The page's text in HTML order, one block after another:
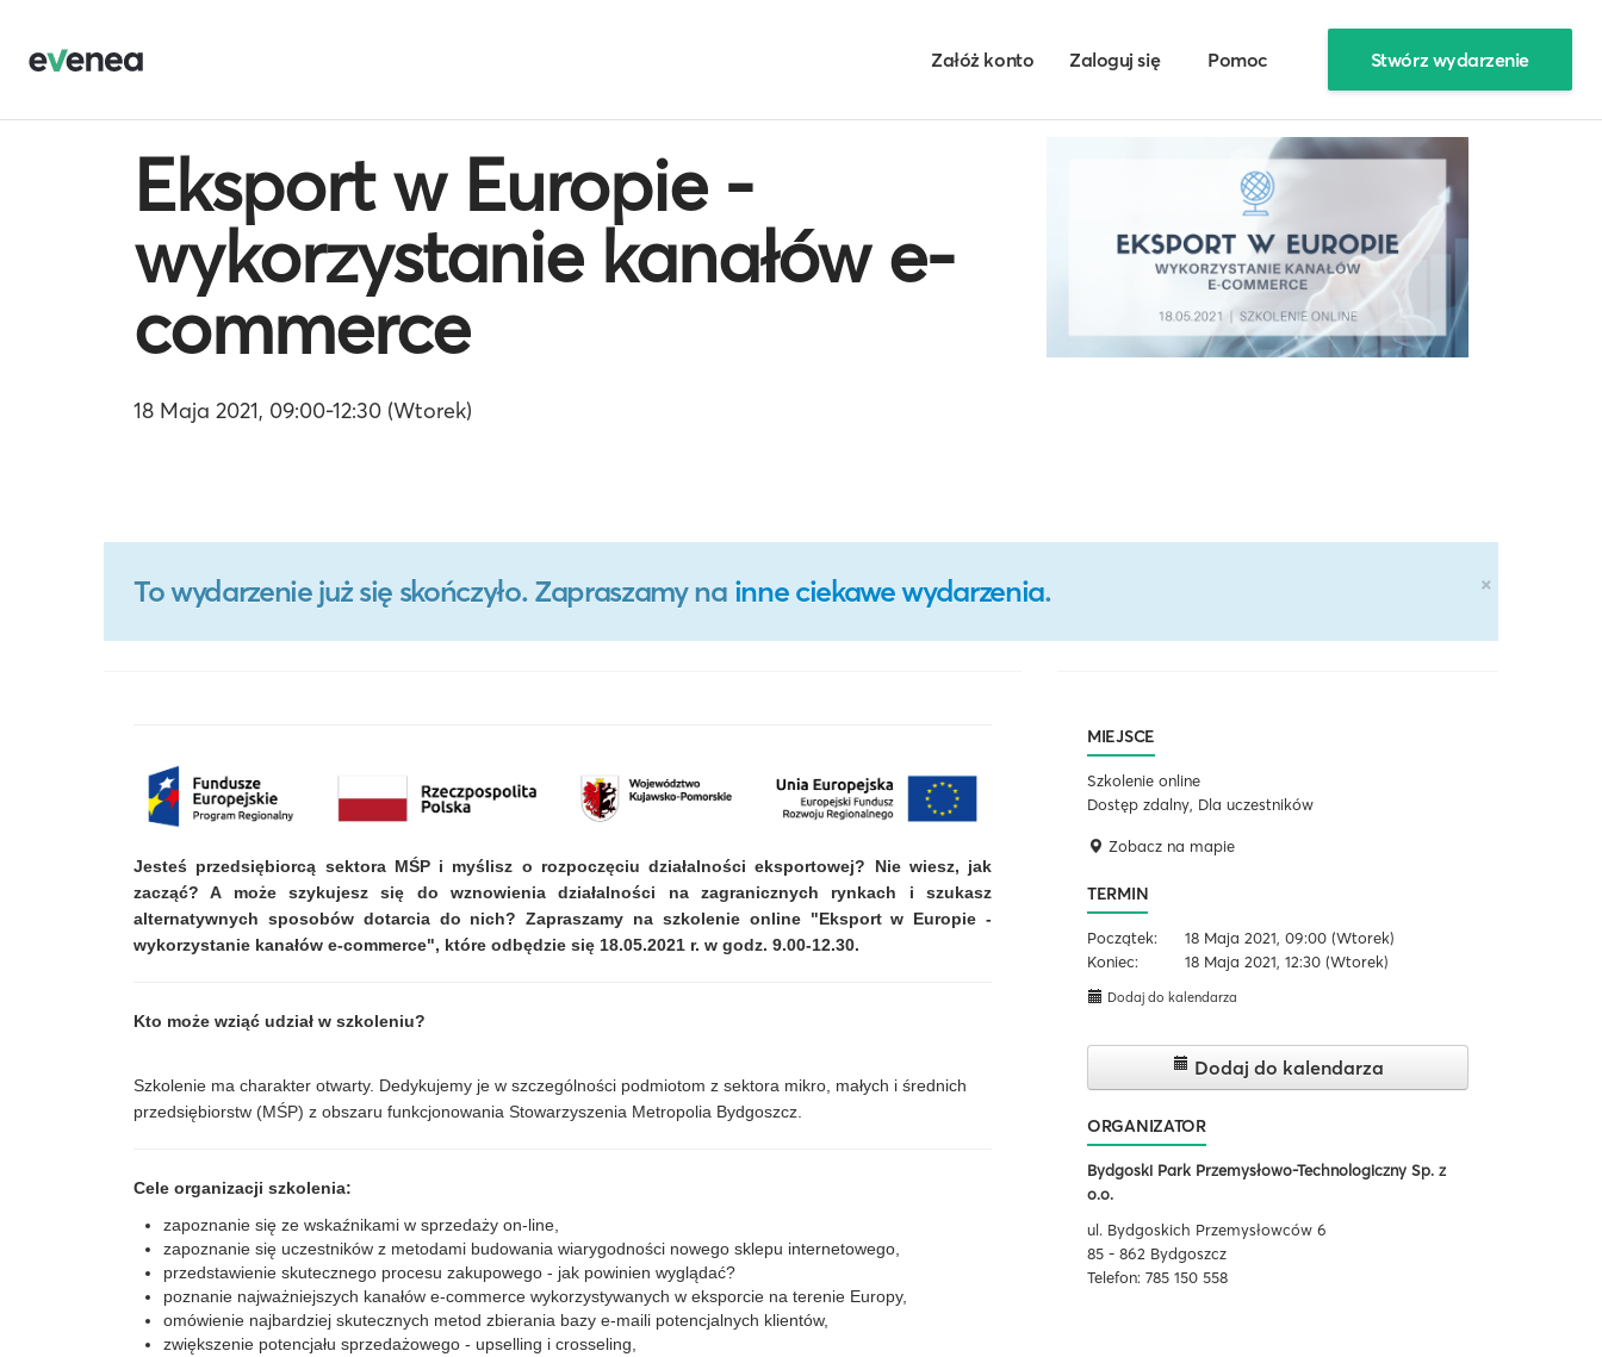
Załóż konto Zaloguj się Pomoc Stwórz wydarzenie
Eksport w Europie -
wykorzystanie kanałów e-
commerce
18 Maja 2021, 09:00-12:30 (Wtorek)
×
To wydarzenie już się skończyło. Zapraszamy na inne ciekawe wydarzenia.
Jesteś przedsiębiorcą sektora MŚP i myślisz o rozpoczęciu działalności eksportowej? Nie wiesz, jak
zacząć? A może szykujesz się do wznowienia działalności na zagranicznych rynkach i szukasz
alternatywnych sposobów dotarcia do nich? Zapraszamy na szkolenie online "Eksport w Europie -
wykorzystanie kanałów e-commerce", które odbędzie się 18.05.2021 r. w godz. 9.00-12.30.
Kto może wziąć udział w szkoleniu?
Szkolenie ma charakter otwarty. Dedykujemy je w szczególności podmiotom z sektora mikro, małych i średnich
przedsiębiorstw (MŚP) z obszaru funkcjonowania Stowarzyszenia Metropolia Bydgoszcz.
Cele organizacji szkolenia:
zapoznanie się ze wskaźnikami w sprzedaży on-line,
zapoznanie się uczestników z metodami budowania wiarygodności nowego sklepu internetowego,
przedstawienie skutecznego procesu zakupowego - jak powinien wyglądać?
poznanie najważniejszych kanałów e-commerce wykorzystywanych w eksporcie na terenie Europy,
omówienie najbardziej skutecznych metod zbierania bazy e-maili potencjalnych klientów,
zwiększenie potencjału sprzedażowego - upselling i crosseling,
MIEJSCE
Szkolenie online
Dostęp zdalny, Dla uczestników
Zobacz na mapie
TERMIN
Początek: 18 Maja 2021, 09:00 (Wtorek)
Koniec:
18 Maja 2021, 12:30 (Wtorek)
Dodaj do kalendarza
Dodaj do kalendarza
ORGANIZATOR
Bydgoski Park Przemysłowo-Technologiczny Sp. z
o.o.
ul. Bydgoskich Przemysłowców 6
85 - 862 Bydgoszcz
Telefon: 785 150 558